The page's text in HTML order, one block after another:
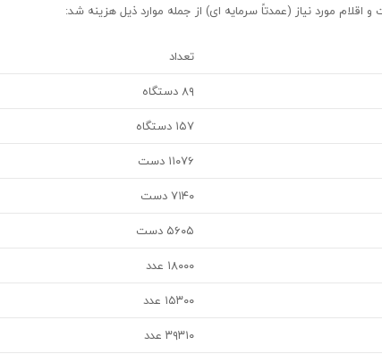
اقلام مورد نیاز (عمدتاً سرمایه ای) از جمله موارد ذیل هزینه شد:
تعداد
۸۹ دستگاه
۱۵۷ دستگاه
۱۱۰۷۶ دست
۷۱۴۰ دست
۵۶۰۵ دست
۱۸۰۰۰ عدد
۱۵۳۰۰ عدد
۳۹۳۱۰ عدد